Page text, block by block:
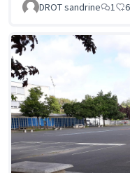
DROT sandrine 1